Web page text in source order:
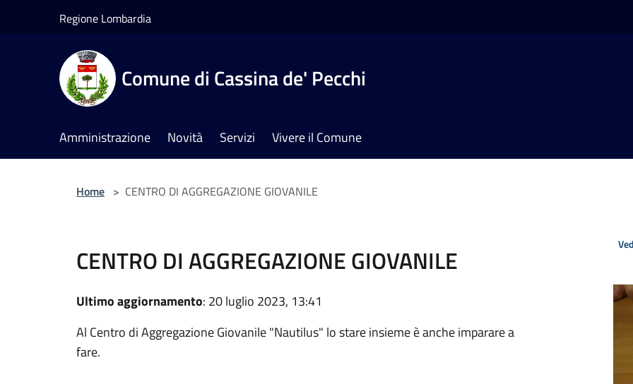
Regione Lombardia
Comune di Cassina de' Pecchi
Amministrazione Novità Servizi Vivere il Comune
Home > CENTRO DI AGGREGAZIONE GIOVANILE
CENTRO DI AGGREGAZIONE GIOVANILE
Ultimo aggiornamento: 20 luglio 2023, 13:41
Al Centro di Aggregazione Giovanile "Nautilus" lo stare insieme è anche imparare a
fare.